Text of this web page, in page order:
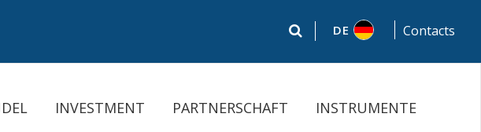
DE Contacts
INVESTMENT PARTNERSCHAFT INSTRUMENTE